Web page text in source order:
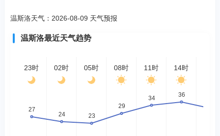
温斯洛天气：2026-08-09 天气预报
温斯洛最近天气趋势
23时 02时 05时 08时 11时 14时